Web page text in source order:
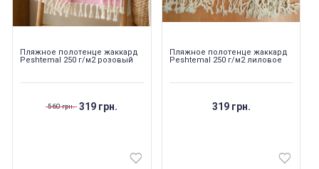
Пляжное полотенце жаккард
Peshtemal 250 г/м2 розовый
560 грн. 319 грн.
Пляжное полотенце жаккард
Peshtemal 250 г/м2 лиловое
319 грн.